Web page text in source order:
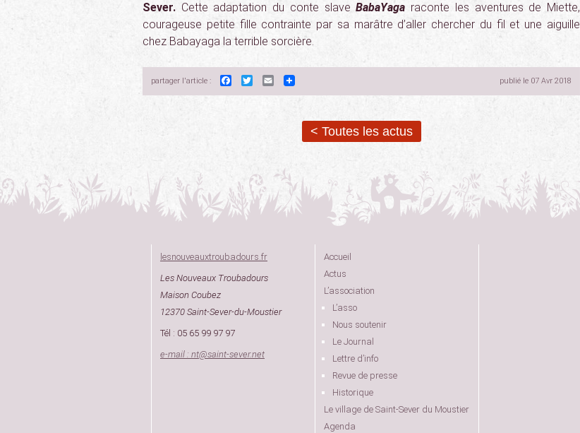
Sever. Cette adaptation du conte slaveBabaYaga raconte les aventures de Miette,
courageuse petite fille contrainte par sa marâtre d’aller chercher du fil et une aiguille
chez Babayaga la terrible sorcière.
partager l'article : Facebook
TwitterEmail publié le 07 Avr 2018
< Toutes les actus
lesnouveauxtroubadours.fr
Les Nouveaux Troubadours
Maison Coubez
12370 Saint-Sever-du-Moustier
Tél : 05 65 99 97 97
e-mail : nt@saint-sever.net
Accueil
Actus
L’association
L’asso
Nous soutenir
Le Journal
Lettre d’info
Revue de presse
Historique
Le village de Saint-Sever du Moustier
Agenda